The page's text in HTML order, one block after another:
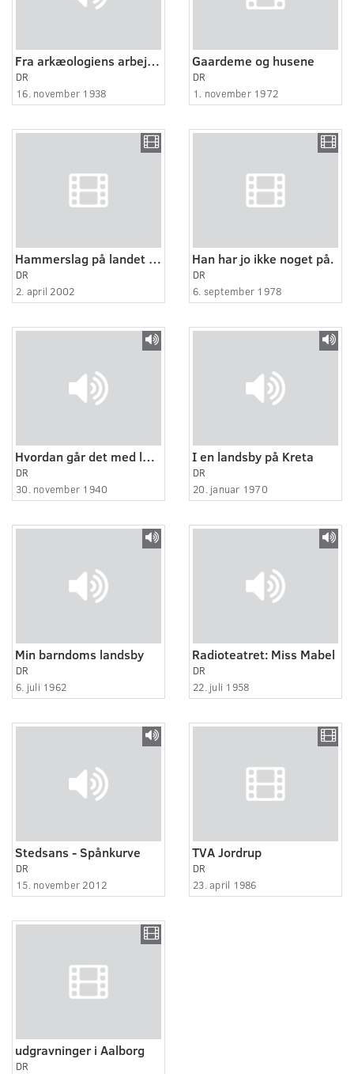
Fra arkæologiens arbejdsmark
DR
16. november 1938
Gaardeme og husene
DR
1. november 1972
Hammerslag på landet 1:5
DR
2. april 2002
Han har jo ikke noget på.
DR
6. september 1978
Hvordan går det med landsbyen?
DR
30. november 1940
I en landsby på Kreta
DR
20. januar 1970
Min barndoms landsby
DR
6. juli 1962
Radioteatret: Miss Mabel
DR
22. juli 1958
Stedsans - Spånkurve
DR
15. november 2012
TVA Jordrup
DR
23. april 1986
udgravninger i Aalborg
DR